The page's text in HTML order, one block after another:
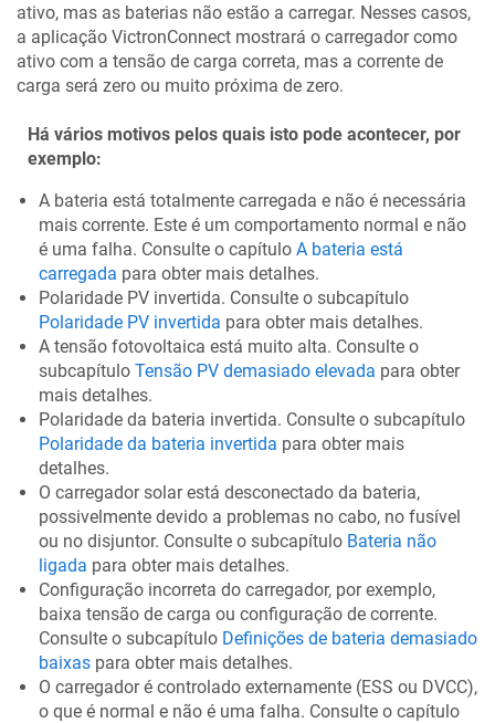
ativo, mas as baterias não estão a carregar. Nesses casos,
a aplicação VictronConnect mostrará o carregador como
ativo com a tensão de carga correta, mas a corrente de
carga será zero ou muito próxima de zero.
Há vários motivos pelos quais isto pode acontecer, por
exemplo:
A bateria está totalmente carregada e não é necessária
mais corrente. Este é um comportamento normal e não
é uma falha. Consulte o capítulo A bateria está
carregada para obter mais detalhes.
Polaridade PV invertida. Consulte o subcapítulo
Polaridade PV invertida para obter mais detalhes.
A tensão fotovoltaica está muito alta. Consulte o
subcapítulo Tensão PV demasiado elevada para obter
mais detalhes.
Polaridade da bateria invertida. Consulte o subcapítulo
Polaridade da bateria invertida para obter mais
detalhes.
O carregador solar está desconectado da bateria,
possivelmente devido a problemas no cabo, no fusível
ou no disjuntor. Consulte o subcapítulo Bateria não
ligada para obter mais detalhes.
Configuração incorreta do carregador, por exemplo,
baixa tensão de carga ou configuração de corrente.
Consulte o subcapítulo Definições de bateria demasiado
baixas para obter mais detalhes.
O carregador é controlado externamente (ESS ou DVCC),
o que é normal e não é uma falha. Consulte o capítulo